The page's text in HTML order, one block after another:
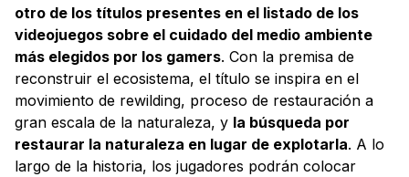
otro de los títulos presentes en el listado de los
videojuegos sobre el cuidado del medio ambiente
más elegidos por los gamers. Con la premisa de
reconstruir el ecosistema, el título se inspira en el
movimiento de rewilding, proceso de restauración a
gran escala de la naturaleza, y la búsqueda por
restaurar la naturaleza en lugar de explotarla. A lo
largo de la historia, los jugadores podrán colocar